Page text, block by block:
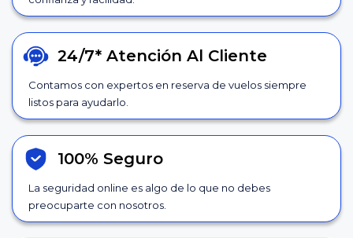
24/7* Atención Al Cliente
Contamos con expertos en reserva de vuelos siempre
listos para ayudarlo.
100% Seguro
La seguridad online es algo de lo que no debes
preocuparte con nosotros.